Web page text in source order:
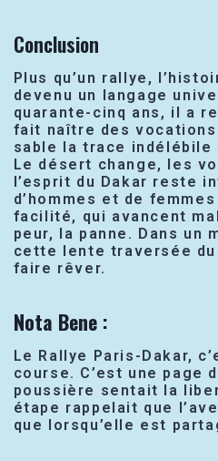
Conclusion
Plus qu’un rallye,
devenu un langage
quarante-cinq ans, il a
fait naître des
sable la trace indélébile
Le désert change, les
l’esprit du Dakar reste
d’hommes et de
facilité, qui avancent
peur, la panne. Dans un
cette lente traversée
faire rêver.
Nota Bene :
Le Rallye Paris-Dakar,
course. C’est une page
poussière sentait la
étape rappelait que
que lorsqu’elle est